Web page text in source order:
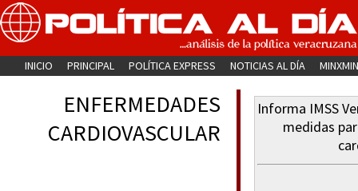
INICIO PRINCIPAL POLÍTICA EXPRESS NOTICIAS AL DÍA
ENFERMEDADES
CARDIOVASCULAR
Informa IMSS
medidas